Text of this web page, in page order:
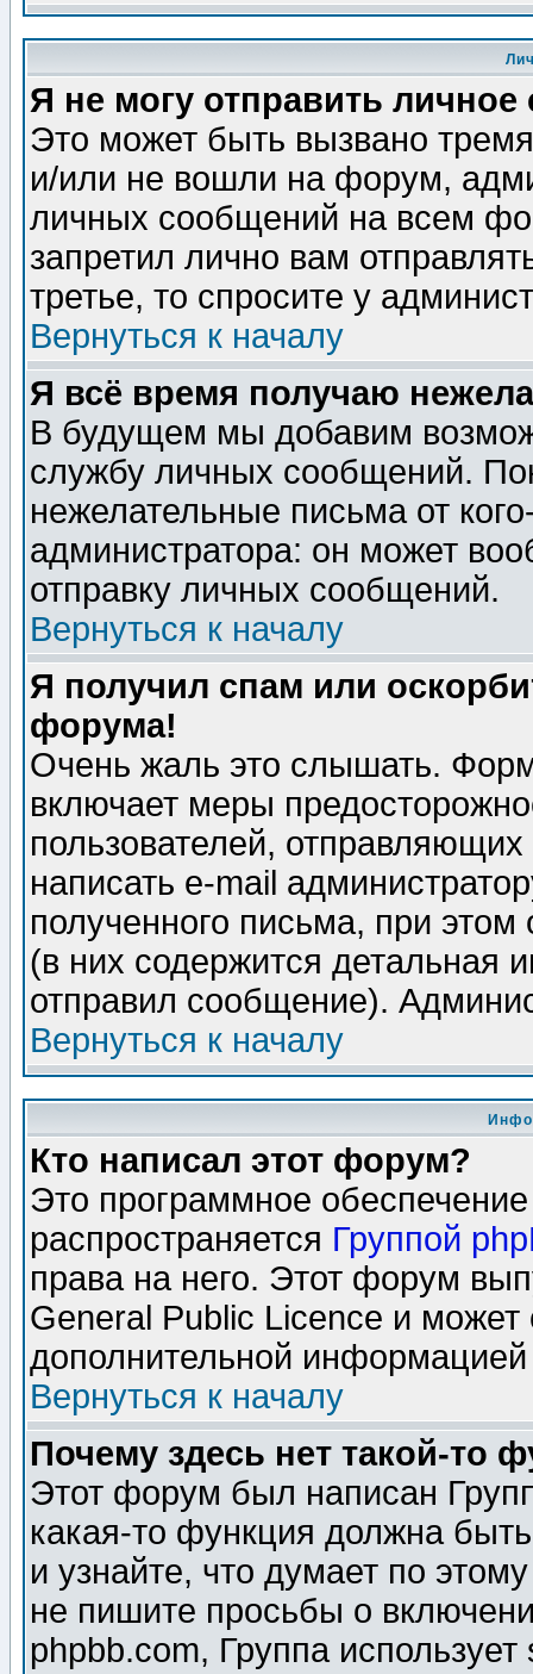
Я не могу отправить
Это может быть вызвано
и/или не вошли на форум,
личных сообщений на всем
запретил лично вам
третье, то спросите у
Вернуться к началу
Я всё время получаю
В будущем мы добавим
службу личных сообщений.
нежелательные письма от
администратора: он может
отправку личных сообщений.
Вернуться к началу
Я получил спам или
форума!
Очень жаль это слышать.
включает меры
пользователей,
написать e-mail
полученного письма, при этом
(в них содержится детальная
отправил сообщение).
Вернуться к началу
Кто написал этот форум?
Это программное
распространяется Группой
права на него. Этот форум
General Public Licence и может
дополнительной
Вернуться к началу
Почему здесь нет такой-то
Этот форум был написан
какая-то функция должна
и узнайте, что думает по
не пишите просьбы о
phpbb.com, Группа